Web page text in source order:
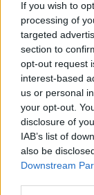
If you wish to
processing of
targeted
section to
opt-out request
interest-based
us or personal
your opt-out.
disclosure of
IAB’s list of
also be
Downstream
trauma
pácienst
stresszes
Címkék:stressz
pszichotrauma